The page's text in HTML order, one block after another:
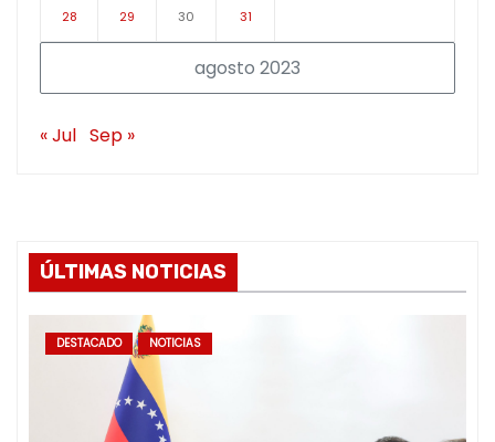
agosto 2023
28 29 30 31
« Jul Sep »
ÚLTIMAS NOTICIAS
DESTACADO NOTICIAS